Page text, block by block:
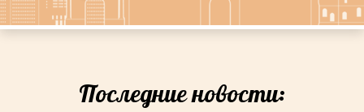
Последние новости: